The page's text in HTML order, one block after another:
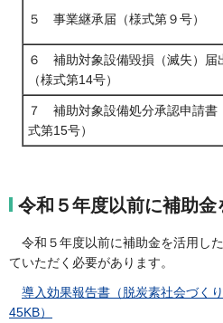
５ 事業継承届（様式第９号）
６ 補助対象設備毀損（滅失）届
（様式第14号）
７ 補助対象設備処分承認申請書
式第15号）
令和５年度以前に補助金
令和５年度以前に補助金を活用し
ていただく必要があります。
導入効果報告書（脱炭素社会づく
45KB）